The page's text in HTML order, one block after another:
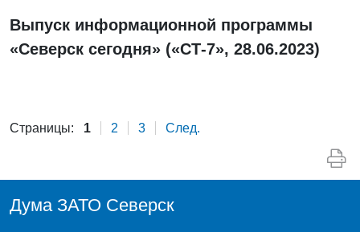
Выпуск информационной программы
«Северск сегодня» («СТ-7», 28.06.2023)
Страницы: 1 2 3 След.
Дума ЗАТО Северск